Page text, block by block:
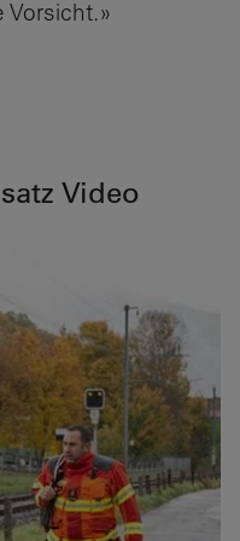
Vorsicht.»
Video